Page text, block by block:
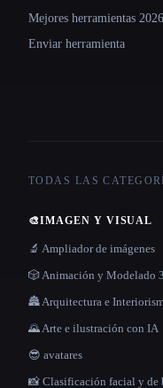
Mejores herramientas 2026
Enviar herramienta
TODAS LAS
🎨IMAGEN Y VISUAL
🔬 Ampliador de imágenes
🎲 Animación y Modelado
🏯 Arquitectura e
🌄 Arte e ilustración con IA
😎 avatares
📸 Clasificación facial y de